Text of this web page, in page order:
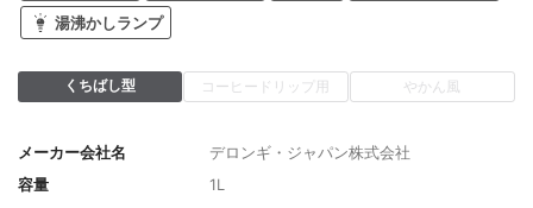
湯沸かしランプ
くちばし型 コーヒードリップ用 やかん風
メーカー会社名
デロンギ・ジャパン株式会社
容量
1L